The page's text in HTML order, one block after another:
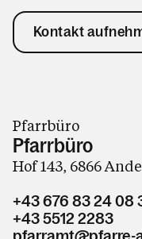
Kontakt
Pfarrbüro
Pfarrbüro
Hof 143, 6866
+43 676 83 24 08
+43 5512 2283